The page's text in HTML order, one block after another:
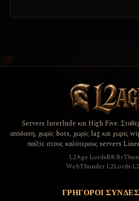
Servers Interlude και High Five.
απόδοση, χωρίς bots, χωρίς lag και χωρίς
παίξτε στους καλύτερους servers
L2Age·LordsBR·
WebThunder·L2Lords·
ΓΡΉΓΟΡΟΙ